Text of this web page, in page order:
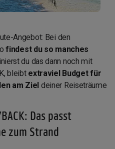
Angebot: Bei den
findest du so manches
du das dann noch mit
bleibt extraviel Budget für
am Ziel deiner Reiseträume
Das passt
zum Strand